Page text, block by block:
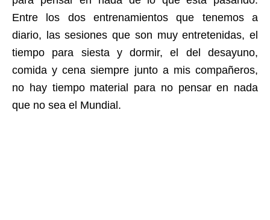
Entre los dos entrenamientos que tenemos a
diario, las sesiones que son muy entretenidas, el
tiempo para siesta y dormir, el del desayuno,
comida y cena siempre junto a mis compañeros,
no hay tiempo material para no pensar en nada
que no sea el Mundial.